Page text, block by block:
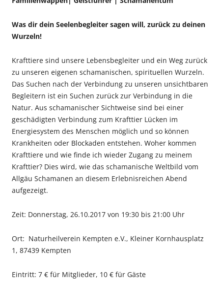
Was dir dein Seelenbegleiter sagen will, zurück zu deinen
Wurzeln!
Krafttiere sind unsere Lebensbegleiter und ein Weg zurück
zu unseren eigenen schamanischen, spirituellen Wurzeln.
Das Suchen nach der Verbindung zu unseren unsichtbaren
Begleitern ist ein Suchen zurück zur Verbindung in die
Natur. Aus schamanischer Sichtweise sind bei einer
geschädigten Verbindung zum Krafttier Lücken im
Energiesystem des Menschen möglich und so können
Krankheiten oder Blockaden entstehen. Woher kommen
Krafttiere und wie finde ich wieder Zugang zu meinem
Krafttier? Dies wird, wie das schamanische Weltbild vom
Allgäu Schamanen an diesem Erlebnisreichen Abend
aufgezeigt.
Zeit: Donnerstag, 26.10.2017 von 19:30 bis 21:00 Uhr
Ort: Naturheilverein Kempten e.V., Kleiner Kornhausplatz
1, 87439 Kempten
Eintritt: 7 € für Mitglieder, 10 € für Gäste